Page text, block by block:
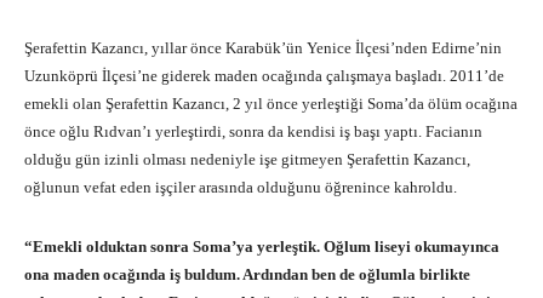
Şerafettin Kazancı, yıllar önce Karabük’ün Yenice İlçesi’nden Edirne’nin
Uzunköprü İlçesi’ne giderek maden ocağında çalışmaya başladı. 2011’de
emekli olan Şerafettin Kazancı, 2 yıl önce yerleştiği Soma’da ölüm ocağına
önce oğlu Rıdvan’ı yerleştirdi, sonra da kendisi iş başı yaptı. Facianın
olduğu gün izinli olması nedeniyle işe gitmeyen Şerafettin Kazancı,
oğlunun vefat eden işçiler arasında olduğunu öğrenince kahroldu.
“Emekli olduktan sonra Soma’ya yerleştik. Oğlum liseyi okumayınca
ona maden ocağında iş buldum. Ardından ben de oğlumla birlikte